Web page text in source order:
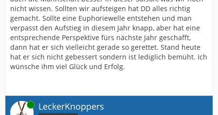
nicht wissen. Sollten wir aufsteigen hat DD alles richtig
gemacht. Sollte eine Euphoriewelle entstehen und man
verpasst den Aufstieg in diesem Jahr knapp, aber hat eine
entsprechende Perspektive fürs nächste Jahr geschafft,
dann hat er sich vielleicht gerade so gerettet. Stand heute
hat er sich nicht gebessert sondern ist lediglich bemüht. Ich
wünsche ihm viel Glück und Erfolg.
Online LeckerKnoppers